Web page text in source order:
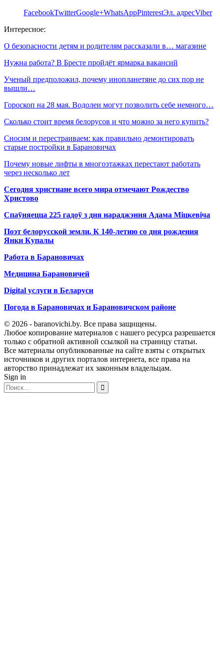
FacebookTwitterGoogle+WhatsAppPinterestЭл. адресViber
Интересное:
О безопасности детям и родителям рассказали в… магазине
Нужна работа? В Бресте пройдёт ярмарка вакансий
Ученый предположил, почему инопланетяне до сих пор не
вышли…
Гороскоп на 28 мая. Водолеи могут позволить себе немного…
Сколько стоит время белорусов и что можно за него купить?
Сносим и перестраиваем: как правильно демонтировать
старые постройки в Барановичах
Почему новые лифты в многоэтажках перестают работать
через несколько лет
Сегодня христиане всего мира отмечают Рождество
Христово
Спаўняецца 225 гадоў з дня нараджэння Адама Міцкевіча
Поэт белорусской земли. К 140-летию со дня рождения
Янки Купалы
Работа в Барановичах
Медицина Барановичей
Digital услуги в Беларуси
Погода в Барановичах и Барановичском районе
© 2026 - baranovichi.by. Все права защищены.
Любое копирование материалов с нашего ресурса разрешается
только с обратной активной ссылкой на страницу статьи.
Все материалы опубликованные на сайте взяты с открытых
источников и других порталов интернета, все права на
авторство принадлежат их законным владельцам.
Sign in